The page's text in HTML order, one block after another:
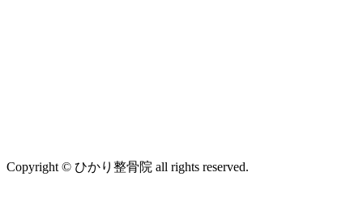
Copyright © ひかり整骨院 all rights reserved.